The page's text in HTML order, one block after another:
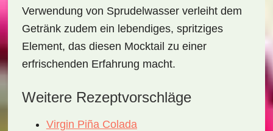
Verwendung von Sprudelwasser verleiht dem
Getränk zudem ein lebendiges, spritziges
Element, das diesen Mocktail zu einer
erfrischenden Erfahrung macht.
Weitere Rezeptvorschläge
Virgin Piña Colada